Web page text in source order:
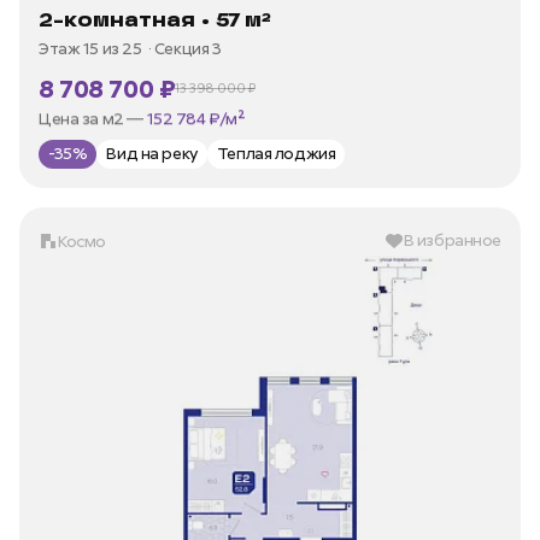
2-комнатная • 57 м²
Этаж 15 из 25 Секция 3
8 708 700 ₽13 398 000 ₽
В ипотеку —от 35 973 ₽/мес
Цена за м2 —152 784 ₽/м²
-35%
Вид на реку Теплая лоджия
Космо В избранное